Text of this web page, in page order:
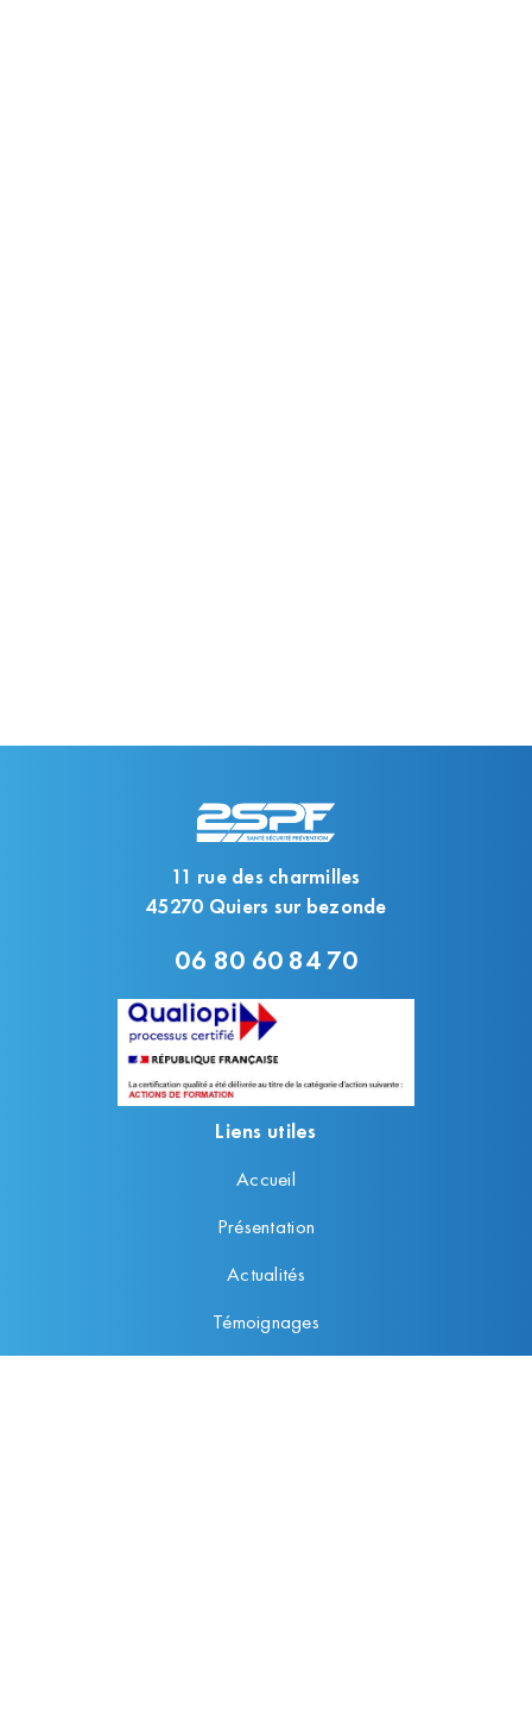
11 rue des charmilles
45270 Quiers sur bezonde
06 80 60 84 70
Liens utiles
Accueil
Présentation
Actualités
Témoignages